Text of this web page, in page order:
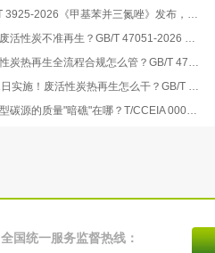
HG/T 3925-2026《甲基苯并三氮唑》发布，2026 年 12 月 1 日起实施
哪些废活性炭不准再生？GB/T 47051-2026 划定的禁止再生红线
废活性炭热再生全流程合规怎么管？GB/T 47051-2026 从分类到出厂检测
8月1日实施！废活性炭热再生怎么干？GB/T 47051-2026 八步程序这样落地
副产型碳源的质量"暗礁"在哪？T/CCEIA 0006-2026 重金属与 COD 合规红线
全国统一服务监督热线：